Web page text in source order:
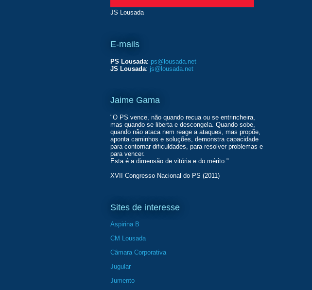
JS Lousada
E-mails
PS Lousada: ps@lousada.net
JS Lousada: js@lousada.net
Jaime Gama
"O PS vence, não quando recua ou se entrincheira,
mas quando se liberta e descongela. Quando sobe,
quando não ataca nem reage a ataques, mas propõe,
aponta caminhos e soluções, demonstra capacidade
para contornar dificuldades, para resolver problemas e
para vencer.
Esta é a dimensão de vitória e do mérito."
XVII Congresso Nacional do PS (2011)
Sites de interesse
Aspirina B
CM Lousada
Câmara Corporativa
Jugular
Jumento